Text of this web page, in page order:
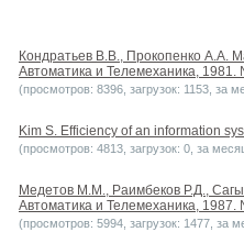
Кондратьев В.В., Прокопенко А.А.
Автоматика и Телемеханика,
(просмотров: 8396, загрузок: 1153, за
Kim S. Efficiency of an information
(просмотров: 4813, загрузок: 0, за
Медетов М.М., Раимбеков Р.Д.,
Автоматика и Телемеханика,
(просмотров: 5994, загрузок: 1477, за